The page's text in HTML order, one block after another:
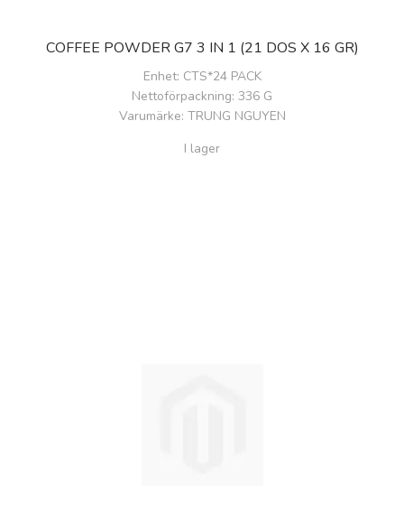
COFFEE POWDER G7 3 IN 1 (21 DOS X 16 GR)
Enhet: CTS*24 PACK
Nettoförpackning: 336 G
Varumärke: TRUNG NGUYEN
I lager